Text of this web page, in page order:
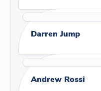
Darren Jump
Andrew Rossi